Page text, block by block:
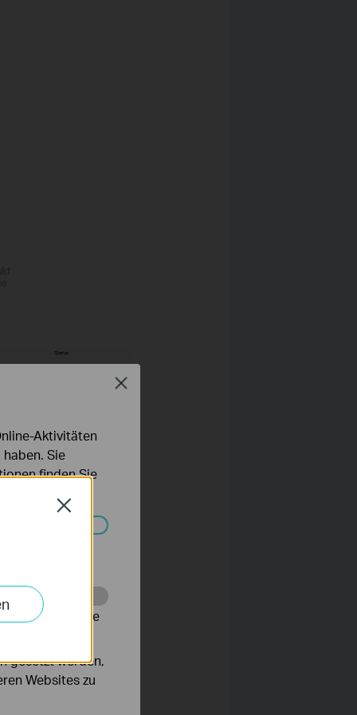
Close
Aktivitäten
Sie
finden Sie
nicht
um die
gesetzt werden,
Websites zu
Close